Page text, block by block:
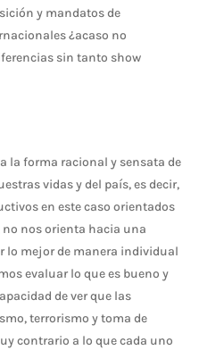
y mandatos de
¿acaso no
sin tanto show
la forma racional y sensata de
vidas y del país, es decir,
en este caso orientados
nos orienta hacia una
lo mejor de manera individual
evaluar lo que es bueno y
de ver que las
terrorismo y toma de
contrario a lo que cada uno